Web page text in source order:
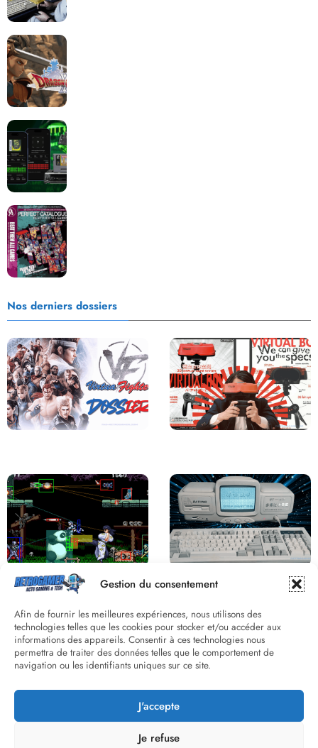
Gestion du consentement
Afin de fournir les meilleures expériences, nous utilisons des
technologies telles que les cookies pour stocker et/ou accéder aux
informations des appareils. Consentir à ces technologies nous
permettra de traiter des données telles que le comportement de
navigation ou les identifiants uniques sur ce site.
J'accepte
Je refuse
Nos derniers dossiers
Derrière le pixel : L’art caché de la
hitbox
Une machine incroyable et
inconnue : le Batong BT-686
Street Fighter II : L’Odyssée d’une